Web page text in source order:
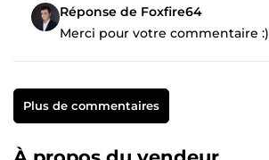
Réponse de Foxfire64
Merci pour votre commentaire :)
Plus de commentaires